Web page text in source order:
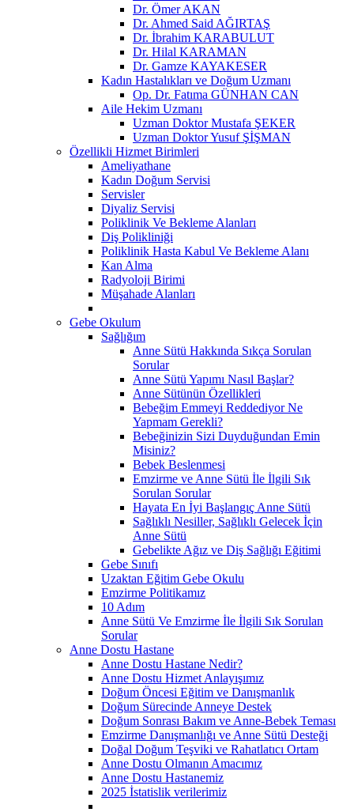
Dr. Ömer AKAN
Dr. Ahmed Said AĞIRTAŞ
Dr. İbrahim KARABULUT
Dr. Hilal KARAMAN
Dr. Gamze KAYAKESER
Kadın Hastalıkları ve Doğum Uzmanı
Op. Dr. Fatıma GÜNHAN CAN
Aile Hekim Uzmanı
Uzman Doktor Mustafa ŞEKER
Uzman Doktor Yusuf ŞİŞMAN
Özellikli Hizmet Birimleri
Ameliyathane
Kadın Doğum Servisi
Servisler
Diyaliz Servisi
Poliklinik Ve Bekleme Alanları
Diş Polikliniği
Poliklinik Hasta Kabul Ve Bekleme Alanı
Kan Alma
Radyoloji Birimi
Müşahade Alanları
Gebe Okulum
Sağlığım
Anne Sütü Hakkında Sıkça Sorulan
Sorular
Anne Sütü Yapımı Nasıl Başlar?
Anne Sütünün Özellikleri
Bebeğim Emmeyi Reddediyor Ne
Yapmam Gerekli?
Bebeğinizin Sizi Duyduğundan Emin
Misiniz?
Bebek Beslenmesi
Emzirme ve Anne Sütü İle İlgili Sık
Sorulan Sorular
Hayata En İyi Başlangıç Anne Sütü
Sağlıklı Nesiller, Sağlıklı Gelecek İçin
Anne Sütü
Gebelikte Ağız ve Diş Sağlığı Eğitimi
Gebe Sınıfı
Uzaktan Eğitim Gebe Okulu
Emzirme Politikamız
10 Adım
Anne Sütü Ve Emzirme İle İlgili Sık Sorulan
Sorular
Anne Dostu Hastane
Anne Dostu Hastane Nedir?
Anne Dostu Hizmet Anlayışımız
Doğum Öncesi Eğitim ve Danışmanlık
Doğum Sürecinde Anneye Destek
Doğum Sonrası Bakım ve Anne-Bebek Teması
Emzirme Danışmanlığı ve Anne Sütü Desteği
Doğal Doğum Teşviki ve Rahatlatıcı Ortam
Anne Dostu Olmanın Amacımız
Anne Dostu Hastanemiz
2025 İstatislik verilerimiz